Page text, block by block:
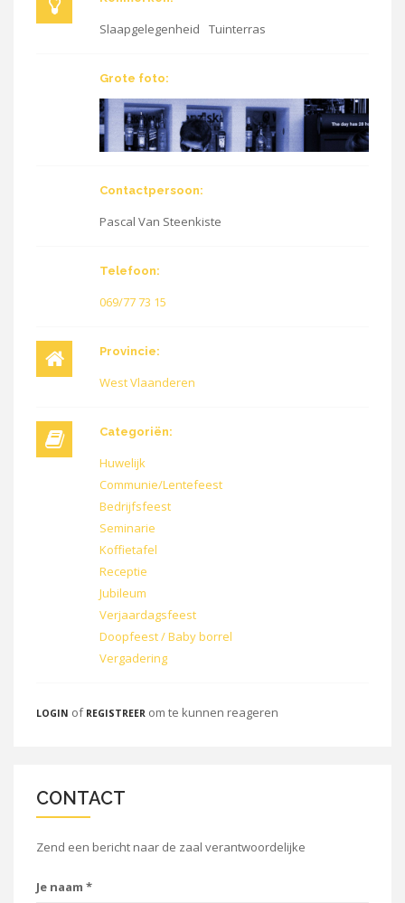
Slaapgelegenheid Tuinterras
Grote foto:
Contactpersoon:
Pascal Van Steenkiste
Telefoon:
069/77 73 15
Provincie:
West Vlaanderen
Categoriën:
Huwelijk
Communie/Lentefeest
Bedrijfsfeest
Seminarie
Koffietafel
Receptie
Jubileum
Verjaardagsfeest
Doopfeest / Baby borrel
Vergadering
LOGIN of REGISTREER om te kunnen reageren
CONTACT
Zend een bericht naar de zaal verantwoordelijke
Je naam *